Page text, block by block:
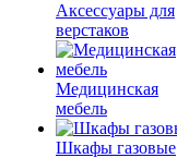
Аксессуары для
верстаков
Медицинская
мебель
Шкафы газовые